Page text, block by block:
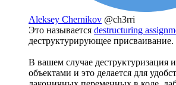
Aleksey Chernikov @ch3rri
Это называется destructuring
деструктурирующее присваивание.
В вашем случае деструктуризация
объектами и это делается для